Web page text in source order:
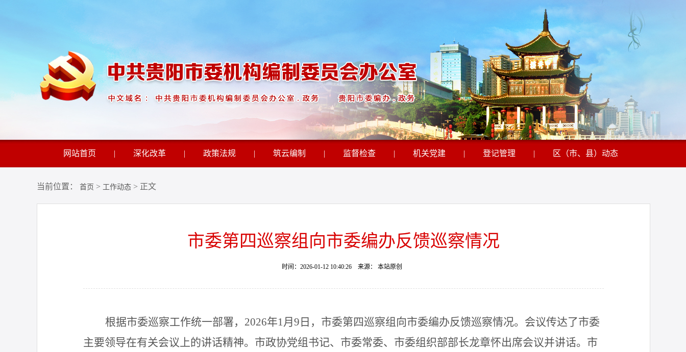
网站首页 | 深化改革 | 政策法规 | 筑云编制 | 监督检查 | 机关党建 | 登记管理 | 区（市、县）动态
当前位置： 首页 > 工作动态 > 正文
市委第四巡察组向市委编办反馈巡察情况
时间：2026-01-12 10:40:26 来源： 本站原创
根据市委巡察工作统一部署， 2026年1月 9 日， 市委第四巡察组向市委编办反馈巡察情况。 会议传达了市委
主要领导在有关会议上的讲话精神。 市政协党组书记、 市委常委、 市委组织部部长龙章怀出席会议并讲话。 市